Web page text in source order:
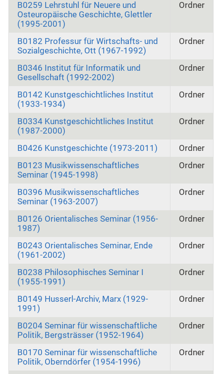
B0259 Lehrstuhl für Neuere und
Osteuropäische Geschichte, Glettler
(1995‑2001)
Ordner
B0182 Professur für Wirtschafts- und
Sozialgeschichte, Ott (1967-1992)
Ordner
B0346 Institut für Informatik und
Gesellschaft (1992-2002)
Ordner
B0142 Kunstgeschichtliches Institut
(1933-1934)
Ordner
B0334 Kunstgeschichtliches Institut
(1987-2000)
Ordner
B0426 Kunstgeschichte (1973-2011)
Ordner
B0123 Musikwissenschaftliches
Seminar (1945-1998)
Ordner
B0396 Musikwissenschaftliches
Seminar (1963-2007)
Ordner
B0126 Orientalisches Seminar (1956-
1987)
Ordner
B0243 Orientalisches Seminar, Ende
(1961-2002)
Ordner
B0238 Philosophisches Seminar I
(1955‑1991)
Ordner
B0149 Husserl-Archiv, Marx (1929-
1991)
Ordner
B0204 Seminar für wissenschaftliche
Politik, Bergsträsser (1952-1964)
Ordner
B0170 Seminar für wissenschaftliche
Politik, Oberndörfer (1954-1996)
Ordner